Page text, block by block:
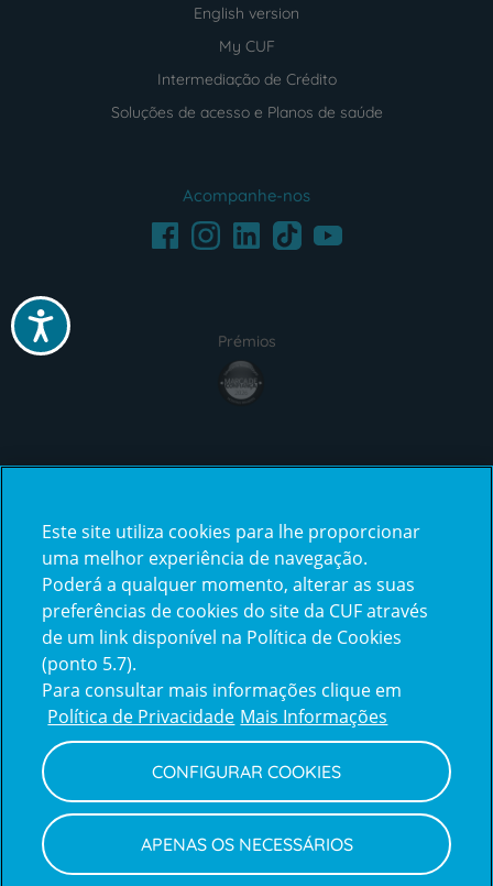
Acessibilidade
English version
My CUF
Intermediação de Crédito
Soluções de acesso e Planos de saúde
Acompanhe-nos
FacebookInstagramLinkedInTikTokYoutube
Prémios
award4
certification2certification3
Reclamações
e
elogios
Policy
Política de Privacidade e Cookies
Termos e Condições
Declaração de Acessibilidade
Canal de Denúncias
Informações legais
Este site utiliza cookies para lhe proporcionar
uma melhor experiência de navegação.
Poderá a qualquer momento, alterar as suas
preferências de cookies do site da CUF através
de um link disponível na Política de Cookies
(ponto 5.7).
Para consultar mais informações clique em
Política de Privacidade Mais Informações
CONFIGURAR COOKIES
APENAS OS NECESSÁRIOS